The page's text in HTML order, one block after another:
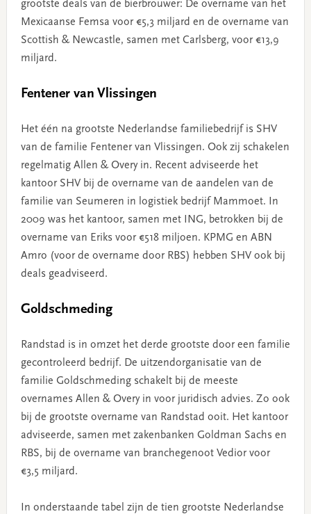
grootste deals van de bierbrouwer: De overname van het
Mexicaanse Femsa voor €5,3 miljard en de overname van
Scottish & Newcastle, samen met Carlsberg, voor €13,9
miljard.
Fentener van Vlissingen
Het één na grootste Nederlandse familiebedrijf is SHV
van de familie Fentener van Vlissingen. Ook zij schakelen
regelmatig Allen & Overy in. Recent adviseerde het
kantoor SHV bij de overname van de aandelen van de
familie van Seumeren in logistiek bedrijf Mammoet. In
2009 was het kantoor, samen met ING, betrokken bij de
overname van Eriks voor €518 miljoen. KPMG en ABN
Amro (voor de overname door RBS) hebben SHV ook bij
deals geadviseerd.
Goldschmeding
Randstad is in omzet het derde grootste door een familie
gecontroleerd bedrijf. De uitzendorganisatie van de
familie Goldschmeding schakelt bij de meeste
overnames Allen & Overy in voor juridisch advies. Zo ook
bij de grootste overname van Randstad ooit. Het kantoor
adviseerde, samen met zakenbanken Goldman Sachs en
RBS, bij de overname van branchegenoot Vedior voor
€3,5 miljard.
In onderstaande tabel zijn de tien grootste Nederlandse